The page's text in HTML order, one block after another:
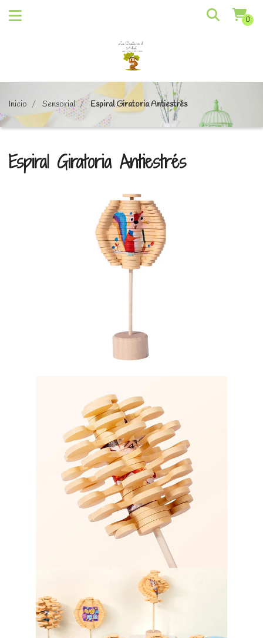
0
Inicio Sensorial Espiral Giratoria Antiestrés
Espiral Giratoria Antiestrés